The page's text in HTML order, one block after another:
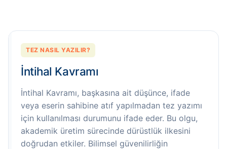
TEZ NASIL YAZILIR?
İntihal Kavramı
İntihal Kavramı, başkasına ait düşünce, ifade
veya eserin sahibine atıf yapılmadan tez yazımı
için kullanılması durumunu ifade eder. Bu olgu,
akademik üretim sürecinde dürüstlük ilkesini
doğrudan etkiler. Bilimsel güvenilirliğin